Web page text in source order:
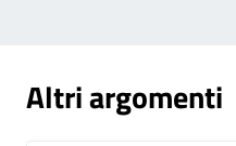
Altri argomenti